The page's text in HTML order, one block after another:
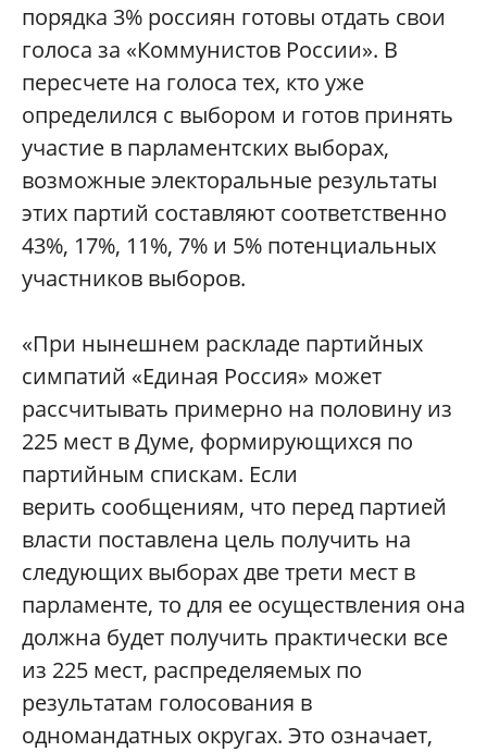
порядка 3% россиян готовы отдать свои
голоса за «Коммунистов России». В
пересчете на голоса тех, кто уже
определился с выбором и готов принять
участие в парламентских выборах,
возможные электоральные результаты
этих партий составляют соответственно
43%, 17%, 11%, 7% и 5% потенциальных
участников выборов.
«При нынешнем раскладе партийных
симпатий «Единая Россия» может
рассчитывать примерно на половину из
225 мест в Думе, формирующихся по
партийным спискам. Если
верить сообщениям, что перед партией
власти поставлена цель получить на
следующих выборах две трети мест в
парламенте, то для ее осуществления она
должна будет получить практически все
из 225 мест, распределяемых по
результатам голосования в
одномандатных округах. Это означает,